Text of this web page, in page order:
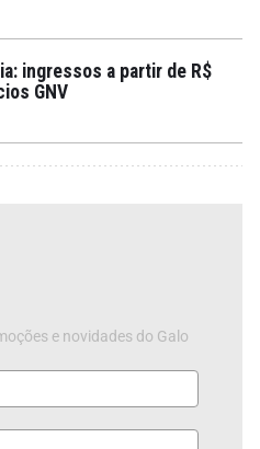
ingressos a partir de R$
GNV
e novidades do Galo